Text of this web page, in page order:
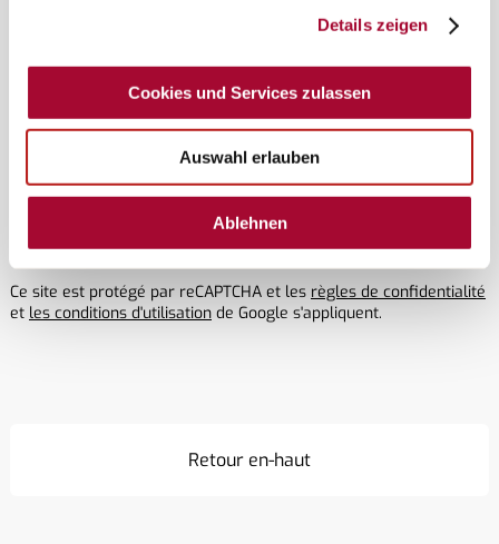
Details zeigen
Cookies und Services zulassen
Auswahl erlauben
Ablehnen
Oui, je souhaite prendre rendez-vous avec le
revendeur de mon choix. Dans le cadre de la
gestion des rendez-vous, Buerstner me tiendra
informé(e) de chacune des étapes.*
Ce site est protégé par reCAPTCHA et les règles de confidentialité
et les conditions d'utilisation de Google s'appliquent.
Retour en-haut